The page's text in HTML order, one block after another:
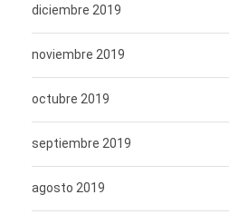
diciembre 2019
noviembre 2019
octubre 2019
septiembre 2019
agosto 2019